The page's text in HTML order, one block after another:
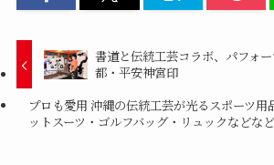
書道と伝統工芸コラボ、パフォ
都・平安神宮印
プロも愛用 沖縄の伝統工芸が光るスポーツ用
ットスーツ・ゴルフバッグ・リュックなどなど